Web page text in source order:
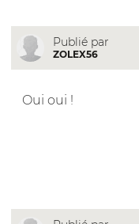
Publié par
ZOLEX56
Oui oui !